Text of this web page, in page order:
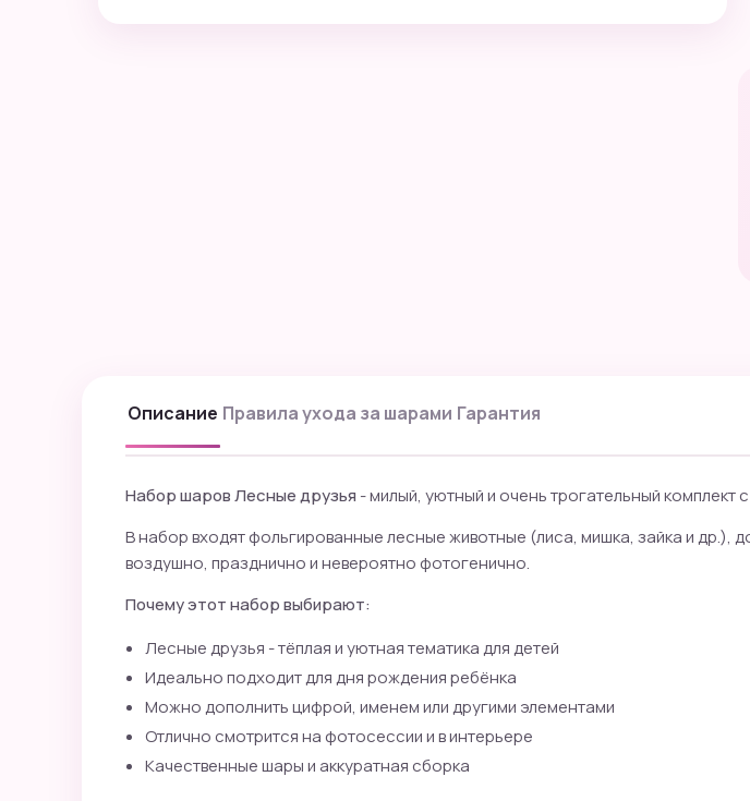
Описание Правила ухода за шарами Гарантия
Набор шаров Лесные друзья - милый, уютный и очень трогательный комплект
В набор входят фольгированные лесные животные (лиса, мишка, зайка и
воздушно, празднично и невероятно фотогенично.
Почему этот набор выбирают:
Лесные друзья - тёплая и уютная тематика для детей
Идеально подходит для дня рождения ребёнка
Можно дополнить цифрой, именем или другими элементами
Отлично смотрится на фотосессии и в интерьере
Качественные шары и аккуратная сборка